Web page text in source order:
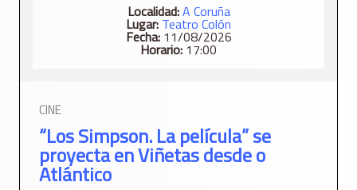
Localidad:A Coruña
Lugar: Teatro Colón
Fecha:11/08/2026
Horario: 17:00
CINE
“Los Simpson. La película” se
proyecta en Viñetas desde o
Atlántico